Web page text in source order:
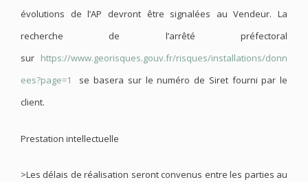
évolutions de l’AP devront être signalées au Vendeur. La
recherche de l’arrêté préfectoral
sur https://www.georisques.gouv.fr/risques/installations/donn
ees?page=1
se basera sur le numéro de Siret fourni par le
client.
Prestation intellectuelle
>Les délais de réalisation seront convenus entre les parties au